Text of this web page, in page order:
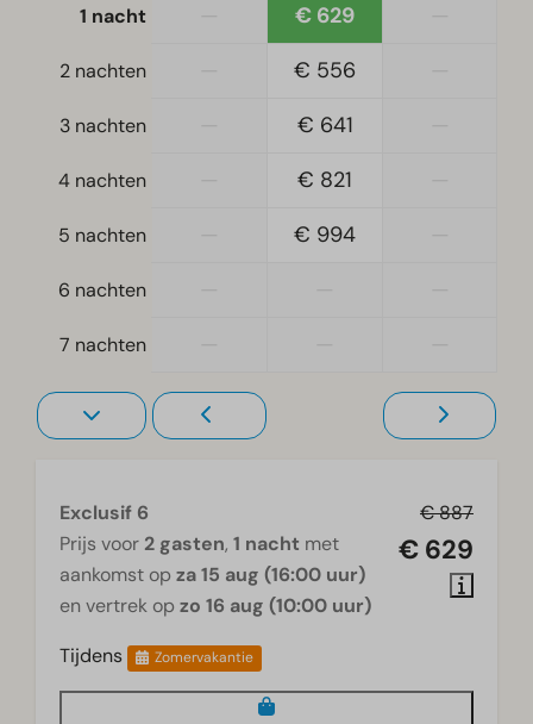
Eenpersoonsdekbedden en kussens
Stapelbed(den): 1
Toegankelijkheid
Gelijkvloers
Woonkamer
1 nacht
€ 629
2 nachten € 556
3 nachten € 641
4 nachten € 821
5 nachten € 994
6 nachten
7 nachten
€ 887
€ 629
Exclusif 6
Prijs voor 2 gasten, 1 nacht met
aankomst op za 15 aug (16:00 uur)
en vertrek op zo 16 aug (10:00 uur)
Tijdens
Zomervakantie